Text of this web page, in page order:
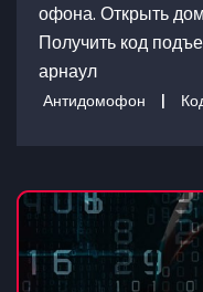
офона. Открыть
Получить код
арнаул
Антидомофон |